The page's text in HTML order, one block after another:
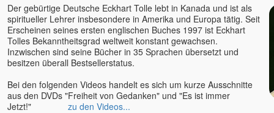
Der gebürtige Deutsche Eckhart Tolle lebt in Kanada und ist als
spiritueller Lehrer insbesondere in Amerika und Europa tätig. Seit
Erscheinen seines ersten englischen Buches 1997 ist Eckhart
Tolles Bekanntheitsgrad weltweit konstant gewachsen.
Inzwischen sind seine Bücher in 35 Sprachen übersetzt und
besitzen überall Bestsellerstatus.
Bei den folgenden Videos handelt es sich um kurze Ausschnitte
aus den DVDs "Freiheit von Gedanken" und "Es ist immer
Jetzt!" zu den Videos...